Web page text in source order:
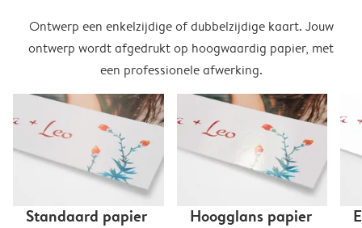
Ontwerp een enkelzijdige of dubbelzijdige kaart. Jouw
ontwerp wordt afgedrukt op hoogwaardig papier, met
een professionele afwerking.
Standaard papier Hoogglans papier